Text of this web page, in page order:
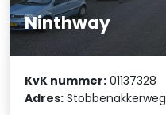
Ninthway
KvK nummer: 01137328
Adres: Stobbenakkerweg